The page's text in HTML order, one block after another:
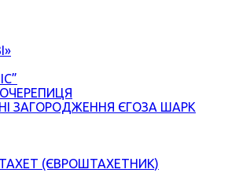
ЗАГОРОДЖЕННЯ ЄГОЗА ШАРК
(ЄВРОШТАХЕТНИК)